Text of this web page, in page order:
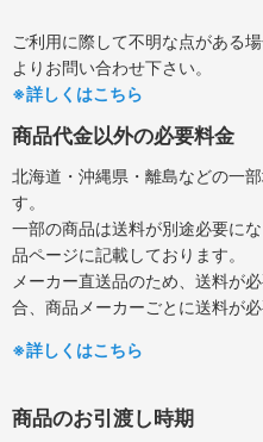
ご利用に際して不明な点がある
よりお問い合わせ下さい。
※詳しくはこちら
商品代金以外の必要料金
北海道・沖縄県・離島などの一
す。
一部の商品は送料が別途必要に
品ページに記載しております。
メーカー直送品のため、送料が
合、商品メーカーごとに送料が必
※詳しくはこちら
商品のお引渡し時期